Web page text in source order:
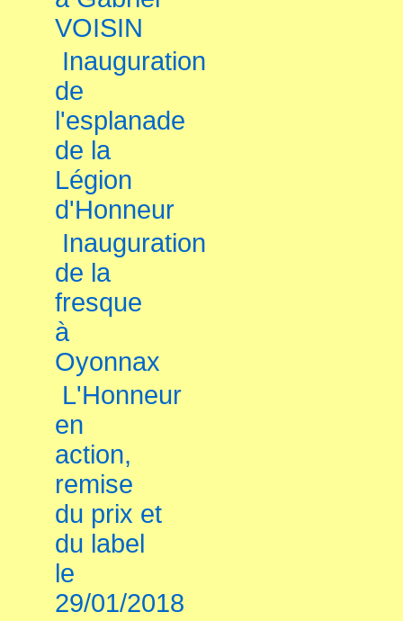
VOISIN
Inauguration
de
l'esplanade
de la
Légion
d'Honneur
Inauguration
de la
fresque
à
Oyonnax
L'Honneur
en
action,
remise
du prix et
du label
le
29/01/2018